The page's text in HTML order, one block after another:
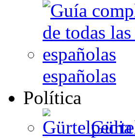
españolas
Política